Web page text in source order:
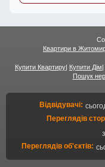
жителями, оцінити
рівень шуму та
перспективи
ТИПОВІ
Асортимент будинків
Квартири в
Купити Квартиру Купити Дім
Пошук
Відвідувачі:
Переглядів
Переглядів об'єктів: